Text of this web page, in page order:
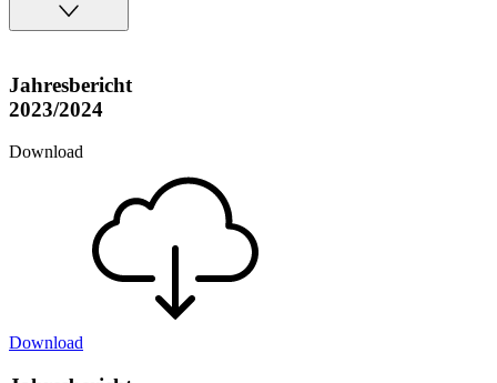
Jahresbericht
2023/2024
Download
Download